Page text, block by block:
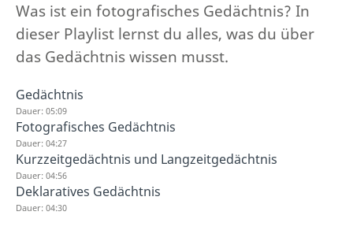
Was ist ein fotografisches Gedächtnis? In
dieser Playlist lernst du alles, was du über
das Gedächtnis wissen musst.
Gedächtnis
Dauer: 05:09
Fotografisches Gedächtnis
Dauer: 04:27
Kurzzeitgedächtnis und Langzeitgedächtnis
Dauer: 04:56
Deklaratives Gedächtnis
Dauer: 04:30